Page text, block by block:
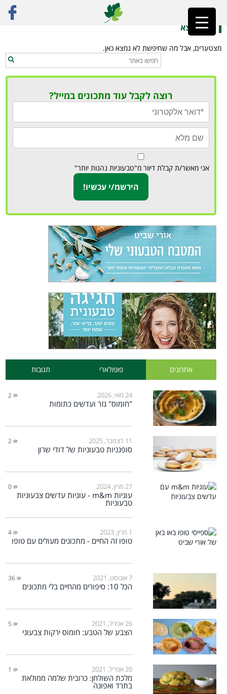
ראשי»אוכל ספרדי טבעוני
לא נמצא
מצטערים, אבל מה שחיפשת לא נמצא כאן.
רוצה לקבל עוד מתכונים במייל?
אני מאשר/ת קבלת דיוור מ"טבעוניות נהנות יותר"
אחרונים פופולארי תגובות
24 מאי, 2026 2
"חומוס" גזר ועדשים כתומות
11 דצמבר, 2025 2
סופגניות טבעוניות של דודי שרון
27 מרץ, 2024 0
עוגיות m&m - עוגיות עדשים צבעוניות
טבעוניות
1 מרץ, 2023 4
טופו זה החיים - מתכונים מעולים עם טופו
7 אוגוסט, 2021 36
הכל 10: סיפורים מהחיים בלי מתכונים
26 אפריל, 2021 5
הצבע של הטבע: חומוס ירקות צבעוני
20 אפריל, 2021 1
מלכת השולחן: כרובית שלמה ממולאת
בתרד ואפונה